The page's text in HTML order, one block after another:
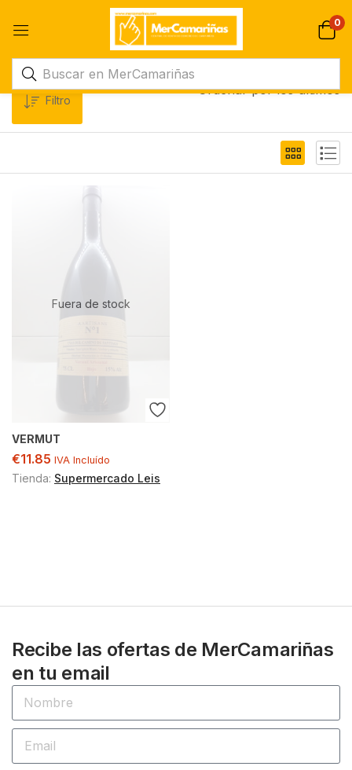
0
Filtro
Ordenar por los últimos
Fuera de stock
VERMUT
€11.85 IVA Incluído
Tienda: Supermercado Leis
Recibe las ofertas de MerCamariñas
en tu email